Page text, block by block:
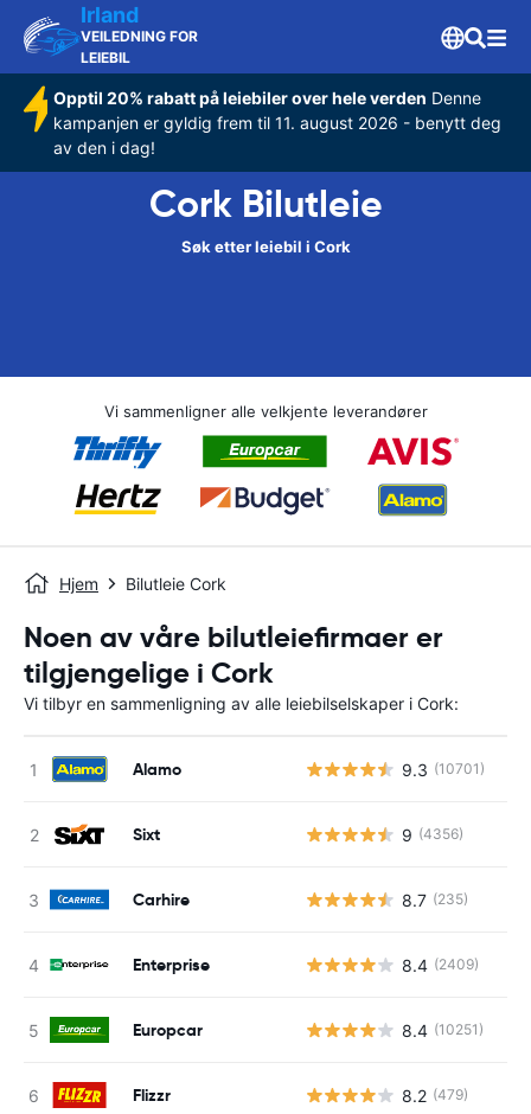
Irland
VEILEDNING FOR
LEIEBIL
Opptil 20% rabatt på leiebiler over hele verden Denne
kampanjen er gyldig frem til 11. august 2026 - benytt deg
av den i dag!
Cork Bilutleie
Søk etter leiebil i Cork
Vi sammenligner alle velkjente leverandører
Hjem Bilutleie Cork
Noen av våre bilutleiefirmaer er
tilgjengelige i Cork
Vi tilbyr en sammenligning av alle leiebilselskaper i Cork:
Alamo 9.3 (10701)
Sixt 9 (4356)
Carhire 8.7 (235)
Enterprise 8.4 (2409)
Europcar 8.4 (10251)
Flizzr 8.2 (479)